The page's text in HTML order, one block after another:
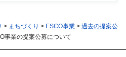
> まちづくり > ESCO事業 > 過去の提案公
事業の提案公募について